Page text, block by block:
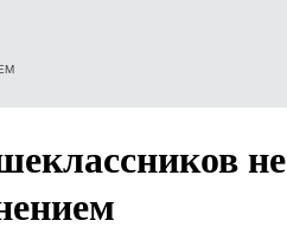
не